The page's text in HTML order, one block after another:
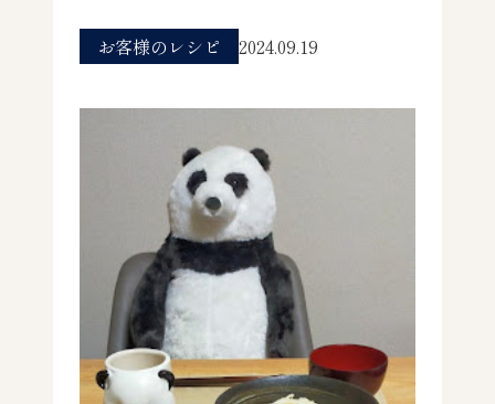
お客様のレシピ 2024.09.19